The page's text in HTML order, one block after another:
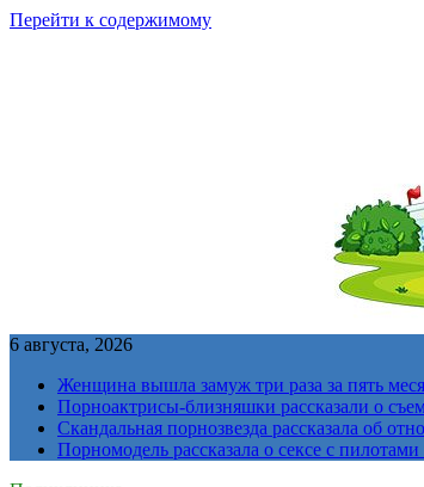
Перейти к содержимому
6 августа, 2026
Женщина вышла замуж три раза за пять
Порноактрисы-близняшки рассказали о
Скандальная порнозвезда рассказала об
Порномодель рассказала о сексе с пилотами